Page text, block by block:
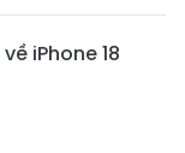
iPhone 18